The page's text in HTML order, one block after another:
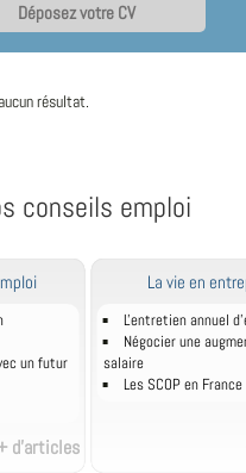
Déposez votre CV
résultat.
conseils emploi
un futur
d'articles
La vie en
L'entretien annuel
Négocier une
salaire
Les SCOP en France